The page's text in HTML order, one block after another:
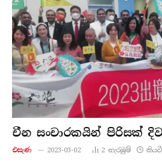
චීන සංචාරකයින් පිරිසක්
එසැණ 2023-03-02 2 නැරඹු​ම්